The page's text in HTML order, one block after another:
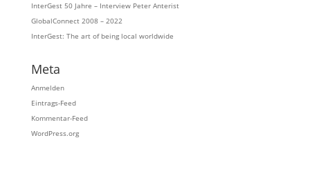
InterGest 50 Jahre – Interview Peter Anterist
GlobalConnect 2008 – 2022
InterGest: The art of being local worldwide
Meta
Anmelden
Eintrags-Feed
Kommentar-Feed
WordPress.org